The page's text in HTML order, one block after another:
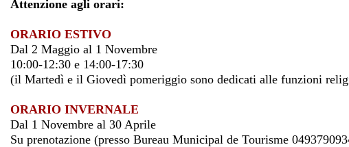
Attenzione agli orari:
ORARIO ESTIVO
Dal 2 Maggio al 1 Novembre
10:00-12:30 e 14:00-17:30
(il Martedì e il Giovedì pomeriggio sono dedicati alle funzioni
ORARIO INVERNALE
Dal 1 Novembre al 30 Aprile
Su prenotazione (presso Bureau Municipal de Tourisme